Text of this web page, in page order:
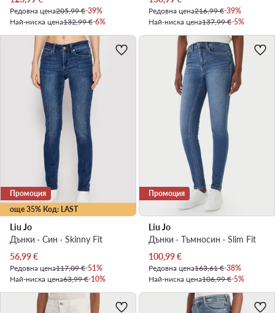
Редовна цена205,99 €-39%
Най-ниска цена132,99 €-6%
Редовна цена216,99 €-39%
Най-ниска цена137,99 €-5%
още 35% Код: LAST
Промоция
Liu Jo
Дънки · Син · Skinny Fit
Актуална цена
56,99€
Редовна цена117,09 €-51%
Най-ниска цена63,99 €-10%
Промоция
Liu Jo
Дънки · Тъмносин · Slim Fit
Актуална цена
100,99€
Редовна цена163,61 €-38%
Най-ниска цена106,99 €-5%